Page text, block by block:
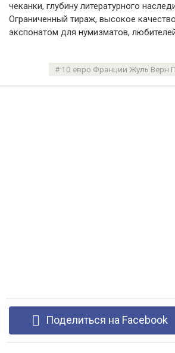
чеканки, глубину литературного
Ограниченный тираж, высокое
экспонатом для нумизматов,
10 евро Франции Жуль Верн
Поделиться на Facebook